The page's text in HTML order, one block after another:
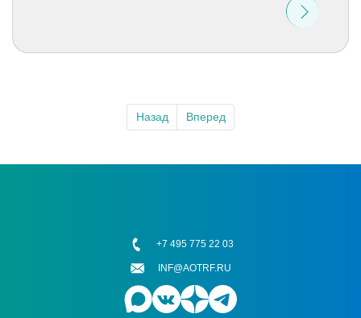
Назад Вперед
+7 495 775 22 03
INF@AOTRF.RU